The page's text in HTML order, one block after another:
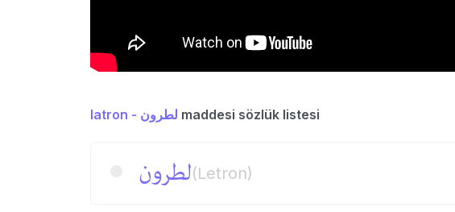
latron - لطرون maddesi sözlük listesi
لطرون(Letron)